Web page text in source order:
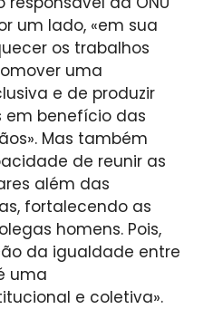
um lado, «em sua
os trabalhos
uma
e de produzir
em benefício das
Mas também
de reunir as
além das
fortalecendo as
homens. Pois,
da igualdade entre
uma
e coletiva».